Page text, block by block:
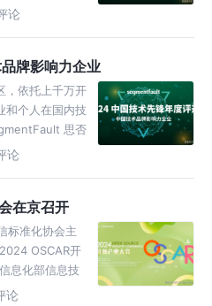
企业能够敏锐
论
牌影响力企业
，依托上千万开
和个人在国内技
思否
。
论
在京召开
标准化协会主
OSCAR开
息化部信息技
信息通信研究
论